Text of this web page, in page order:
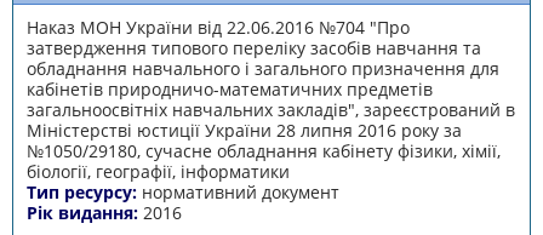
Наказ МОН України від 22.06.2016 №704 "Про
затвердження типового переліку засобів навчання та
обладнання навчального і загального призначення для
кабінетів природничо-математичних предметів
загальноосвітніх навчальних закладів", зареєстрований в
Міністерстві юстиції України 28 липня 2016 року за
№1050/29180, сучасне обладнання кабінету фізики, хімії,
біології, географії, інформатики
Тип ресурсу: нормативний документ
Рік видання: 2016